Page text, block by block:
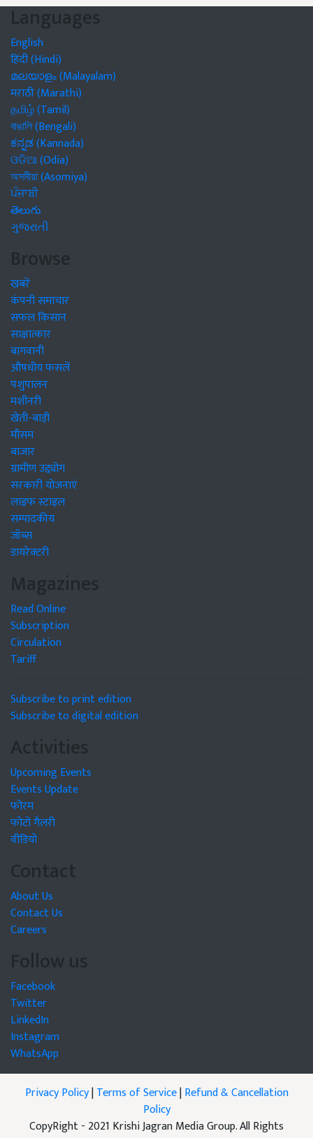
Languages
English
हिंदी (Hindi)
മലയാളം (Malayalam)
मराठी (Marathi)
தமிழ் (Tamil)
বাঙালি (Bengali)
ಕನ್ನಡ (Kannada)
ଓଡିଆ (Odia)
অসমীয়া (Asomiya)
ਪੰਜਾਬੀ
తెలుగు
ગુજરાતી
Browse
खबरें
कंपनी समाचार
सफल किसान
साक्षात्कार
बागवानी
औषधीय फसलें
पशुपालन
मशीनरी
खेती-बाड़ी
मौसम
बाजार
ग्रामीण उद्द्योग
सरकारी योजनाएं
लाइफ स्टाइल
सम्पादकीय
जॉब्स
डायरेक्टरी
Magazines
Read Online
Subscription
Circulation
Tariff
Subscribe to print edition
Subscribe to digital edition
Activities
Upcoming Events
Events Update
फोरम
फोटो गैलरी
वीडियो
Contact
About Us
Contact Us
Careers
Follow us
Facebook
Twitter
LinkedIn
Instagram
WhatsApp
Privacy Policy|Terms of Service|Refund & Cancellation
Policy
CopyRight - 2021 Krishi Jagran Media Group. All Rights